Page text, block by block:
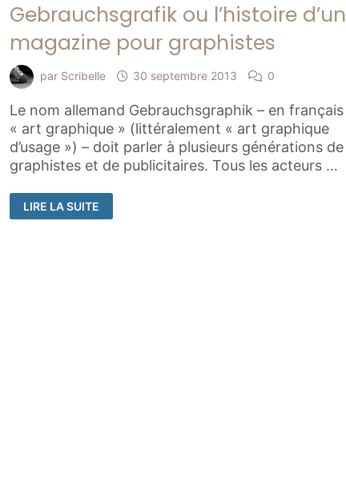
Gebrauchsgrafik ou l’histoire d’un
magazine pour graphistes
par Scribelle 30 septembre 2013 0
Le nom allemand Gebrauchsgraphik – en français
« art graphique » (littéralement « art graphique
d’usage ») – doit parler à plusieurs générations de
graphistes et de publicitaires. Tous les acteurs …
GEBRAUCHSGRAFIK
OU
L’HISTOIRE
LIRE LA SUITE